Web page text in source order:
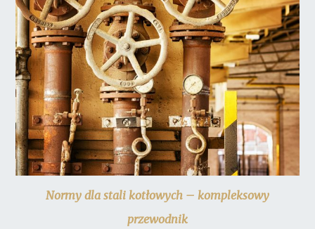
Normy dla stali kotłowych – kompleksowy
przewodnik